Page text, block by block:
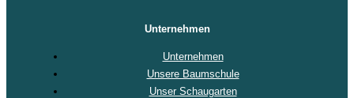
Unternehmen
Unternehmen
Unsere Baumschule
Unser Schaugarten